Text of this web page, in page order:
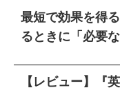
最短で効果を得
るときに「必要
【レビュー】『